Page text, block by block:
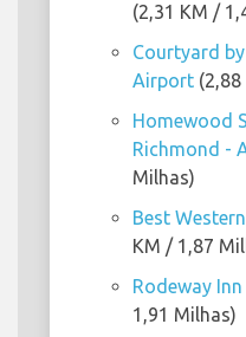
(2,31 KM /
Courtyard
Airport
Homewood
Richmond -
Milhas)
Best
KM / 1,87
Rodeway
1,91 Milhas)